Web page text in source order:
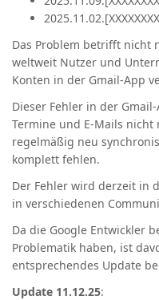
2025.11.02.
Das Problem betrifft nicht
weltweit Nutzer und
Konten in der Gmail-App
Dieser Fehler in der
Termine und E-Mails
regelmäßig neu
komplett fehlen.
Der Fehler wird derzeit in
in verschiedenen
Da die Google Entwickler
Problematik haben, ist
entsprechendes Update
Update 11.12.25: